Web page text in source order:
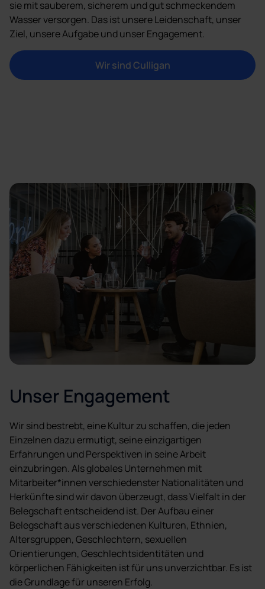
sie mit sauberem, sicherem und gut schmeckendem
Wasser versorgen. Das ist unsere Leidenschaft, unser
Ziel, unsere Aufgabe und unser Engagement.
Wir sind Culligan
Unser Engagement
Wir sind bestrebt, eine Kultur zu schaffen, die jeden
Einzelnen dazu ermutigt, seine einzigartigen
Erfahrungen und Perspektiven in seine Arbeit
einzubringen. Als globales Unternehmen mit
Mitarbeiter*innen verschiedenster Nationalitäten und
Herkünfte sind wir davon überzeugt, dass Vielfalt in der
Belegschaft entscheidend ist. Der Aufbau einer
Belegschaft aus verschiedenen Kulturen, Ethnien,
Altersgruppen, Geschlechtern, sexuellen
Orientierungen, Geschlechtsidentitäten und
körperlichen Fähigkeiten ist für uns unverzichtbar. Es ist
die Grundlage für unseren Erfolg.